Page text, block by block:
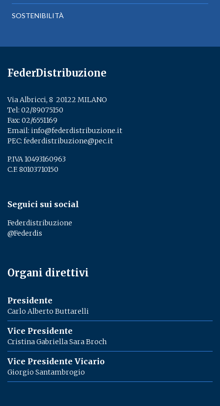
SOSTENIBILITÀ
FederDistribuzione
Via Albricci, 8 ­ 20122 MILANO
Tel: 02/89075150
Fax: 02/6551169
Email: info@federdistribuzione.it
PEC: federdistribuzione@pec.it
P.IVA 10493160963
C.F. 80103710150
Seguici sui social
Federdistribuzione
@Federdis
Organi direttivi
Presidente
Carlo Alberto Buttarelli
Vice Presidente
Cristina Gabriella Sara Broch
Vice Presidente Vicario
Giorgio Santambrogio